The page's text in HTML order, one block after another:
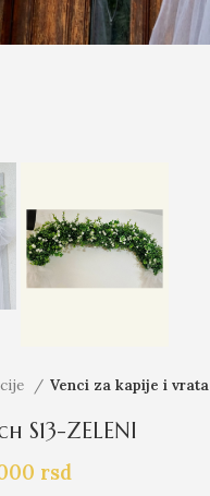
Venci za kapije i vrata
S13-ZELENI
rsd